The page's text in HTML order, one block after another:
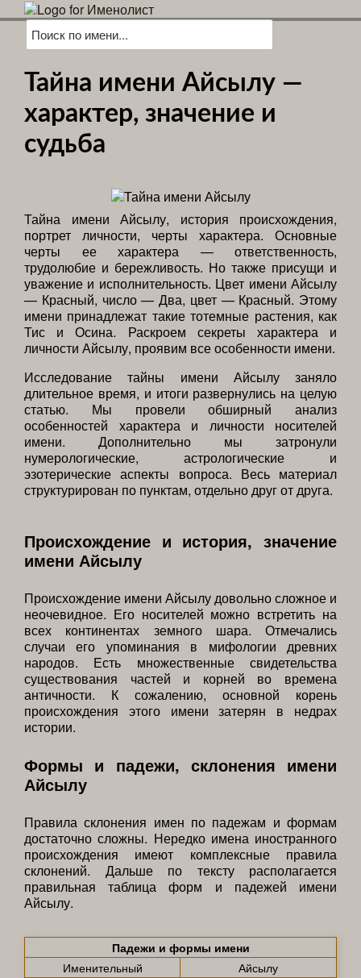
Тайна имени Айсылу —
характер, значение и
судьба
Тайна имени Айсылу, история происхождения,
портрет личности, черты характера. Основные
черты ее характера — ответственность,
трудолюбие и бережливость. Но также присущи и
уважение и исполнительность. Цвет имени Айсылу
— Красный, число — Два, цвет — Красный. Этому
имени принадлежат такие тотемные растения, как
Тис и Осина. Раскроем секреты характера и
личности Айсылу, проявим все особенности имени.
Исследование тайны имени Айсылу заняло
длительное время, и итоги развернулись на целую
статью. Мы провели обширный анализ
особенностей характера и личности носителей
имени. Дополнительно мы затронули
нумерологические, астрологические и
эзотерические аспекты вопроса. Весь материал
структурирован по пунктам, отдельно друг от друга.
Происхождение и история, значение
имени Айсылу
Происхождение имени Айсылу довольно сложное и
неочевидное. Его носителей можно встретить на
всех континентах земного шара. Отмечались
случаи его упоминания в мифологии древних
народов. Есть множественные свидетельства
существования частей и корней во времена
античности. К сожалению, основной корень
происхождения этого имени затерян в недрах
истории.
Формы и падежи, склонения имени
Айсылу
Правила склонения имен по падежам и формам
достаточно сложны. Нередко имена иностранного
происхождения имеют комплексные правила
склонений. Дальше по тексту располагается
правильная таблица форм и падежей имени
Айсылу.
Падежи и формы имени
Именительный
Айсылу